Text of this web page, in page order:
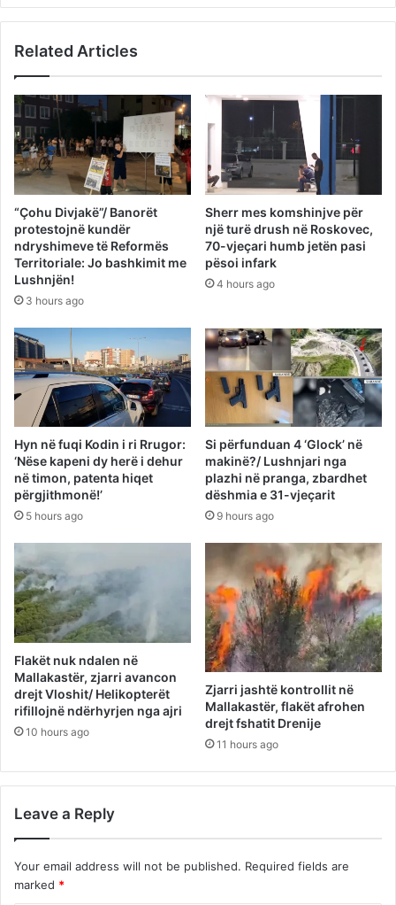
Related Articles
“Çohu Divjakë”/ Banorët
protestojnë kundër
ndryshimeve të Reformës
Territoriale: Jo bashkimit me
Lushnjën!
3 hours ago
Sherr mes komshinjve për
një turë drush në Roskovec,
70-vjeçari humb jetën pasi
pësoi infark
4 hours ago
Hyn në fuqi Kodin i ri Rrugor:
‘Nëse kapeni dy herë i dehur
në timon, patenta hiqet
përgjithmonë!’
5 hours ago
Si përfunduan 4 ‘Glock’ në
makinë?/ Lushnjari nga
plazhi në pranga, zbardhet
dëshmia e 31-vjeçarit
9 hours ago
Flakët nuk ndalen në
Mallakastër, zjarri avancon
drejt Vloshit/ Helikopterët
rifillojnë ndërhyrjen nga ajri
10 hours ago
Zjarri jashtë kontrollit në
Mallakastër, flakët afrohen
drejt fshatit Drenije
11 hours ago
Leave a Reply
Your email address will not be published. Required fields are
marked *